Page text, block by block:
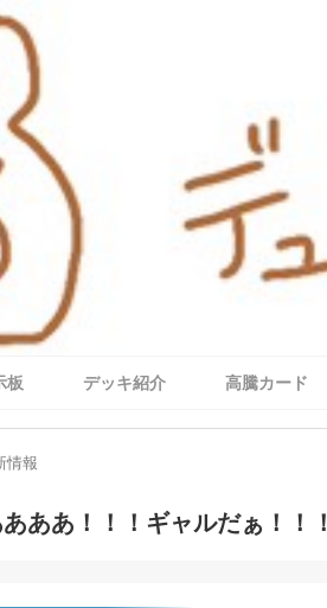
板 デッキ紹介 高騰カード
情報
ああ！！！ギャルだぁ！！！